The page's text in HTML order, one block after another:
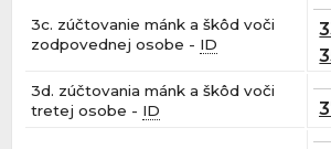
3c. zúčtovanie mánk a škôd voči
zodpovednej osobe - ID
3d. zúčtovania mánk a škôd voči
tretej osobe - ID